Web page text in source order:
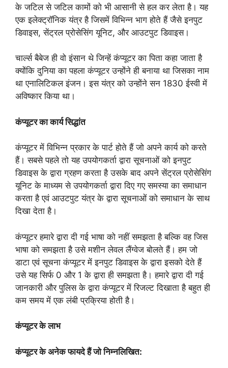
के जटिल से जटिल कामों को भी आसानी से हल कर लेता है। यह
एक इलेक्ट्रॉनिक यंत्र है जिसमें विभिन्न भाग होते हैं जैसे इनपुट
डिवाइस, सेंट्रल प्रोसेसिंग यूनिट, और आउटपुट डिवाइस।
चार्ल्स बैबेज ही वो इंसान थे जिन्हें कंप्यूटर का पिता कहा जाता है
क्योंकि दुनिया का पहला कंप्यूटर उन्होंने ही बनाया था जिसका नाम
था एनालिटिकल इंजन। इस यंत्र को उन्होंने सन 1830 ईस्वी में
अविष्कार किया था।
कंप्यूटर का कार्य सिद्धांत
कंप्यूटर में विभिन्न प्रकार के पार्ट होते हैं जो अपने कार्य को करते
हैं। सबसे पहले तो यह उपयोगकर्ता द्वारा सूचनाओं को इनपुट
डिवाइस के द्वारा ग्रहण करता है उसके बाद अपने सेंट्रल प्रोसेसिंग
यूनिट के माध्यम से उपयोगकर्ता द्वारा दिए गए समस्या का समाधान
करता है एवं आउटपुट यंत्र के द्वारा सूचनाओं को समाधान के साथ
दिखा देता है।
कंप्यूटर हमारे द्वारा दी गई भाषा को नहीं समझता है बल्कि वह जिस
भाषा को समझता है उसे मशीन लेवल लैंग्वेज बोलते हैं। हम जो
डाटा एवं सूचना कंप्यूटर में इनपुट डिवाइस के द्वारा इसको देते हैं
उसे यह सिर्फ 0 और 1 के द्वारा ही समझता है। हमारे द्वारा दी गई
जानकारी और पुलिस के द्वारा कंप्यूटर में रिजल्ट दिखाता है बहुत ही
कम समय में एक लंबी प्रक्रिया होती है।
कंप्यूटर के लाभ
कंप्यूटर के अनेक फायदे हैं जो निम्नलिखित: